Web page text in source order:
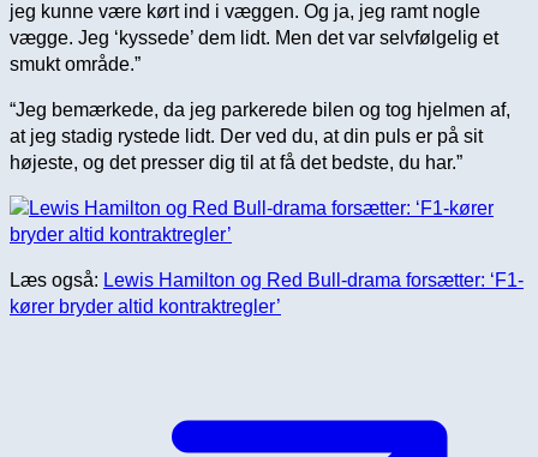
jeg kunne være kørt ind i væggen. Og ja, jeg ramt nogle
vægge. Jeg ‘kyssede’ dem lidt. Men det var selvfølgelig et
smukt område.”
“Jeg bemærkede, da jeg parkerede bilen og tog hjelmen af,
at jeg stadig rystede lidt. Der ved du, at din puls er på sit
højeste, og det presser dig til at få det bedste, du har.”
Læs også: Lewis Hamilton og Red Bull-drama forsætter: ‘F1-
kører bryder altid kontraktregler’